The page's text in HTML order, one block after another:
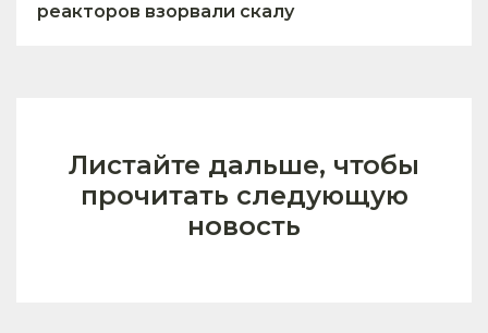
реакторов взорвали скалу
Листайте дальше, чтобы
прочитать следующую
новость